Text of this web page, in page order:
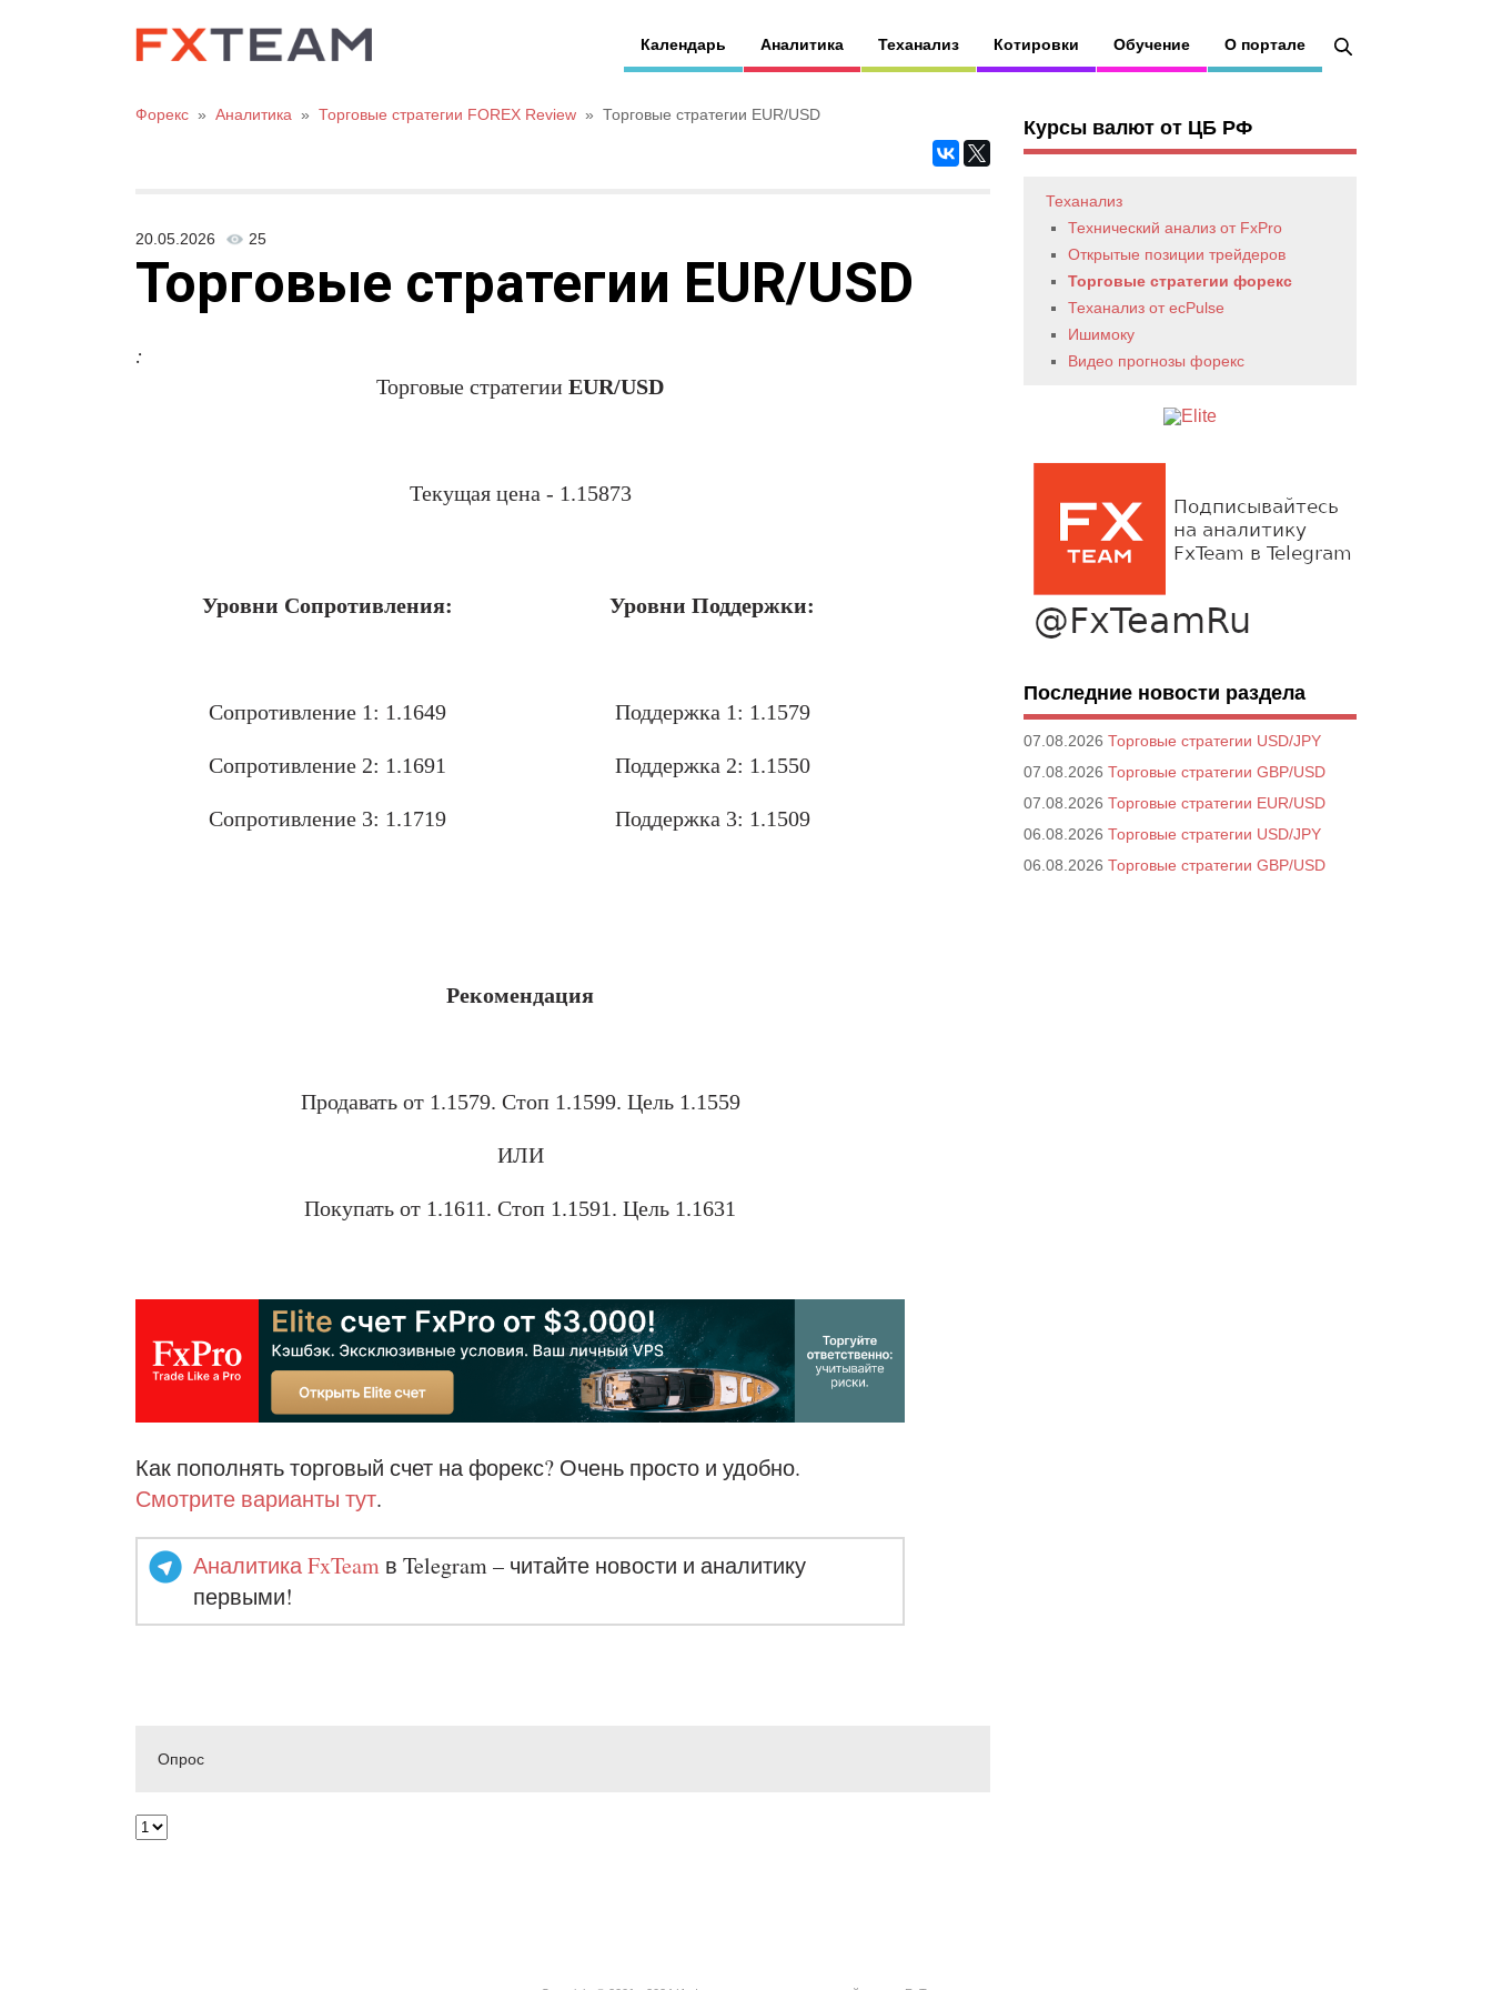
Календарь Аналитика Теханализ Котировки Обучение О портале
Форекс » Аналитика » Торговые стратегии FOREX Review » Торговые стратегии EUR/USD
20.05.2026 25
Торговые стратегии EUR/USD
:
Торговые стратегии EUR/USD
Текущая цена - 1.15873
Уровни Сопротивления: Уровни Поддержки:
Сопротивление 1: 1.1649
Сопротивление 2: 1.1691
Сопротивление 3: 1.1719
Поддержка 1: 1.1579
Поддержка 2: 1.1550
Поддержка 3: 1.1509
Рекомендация
Продаватьот 1.1579. Стоп 1.1599. Цель1.1559
ИЛИ
Покупать от 1.1611. Стоп 1.1591. Цель 1.1631
Как пополнять торговый счет на форекс? Очень просто и удобно.
Смотрите варианты тут.
Аналитика FxTeam в Telegram – читайте новости и аналитику
первыми!
Опрос
Курсы валют от ЦБ РФ
Теханализ
Технический анализ от FxPro
Открытые позиции трейдеров
Торговые стратегии форекс
Теханализ от ecPulse
Ишимоку
Видео прогнозы форекс
Последние новости раздела
07.08.2026 Торговые стратегии USD/JPY
07.08.2026 Торговые стратегии GBP/USD
07.08.2026 Торговые стратегии EUR/USD
06.08.2026 Торговые стратегии USD/JPY
06.08.2026 Торговые стратегии GBP/USD